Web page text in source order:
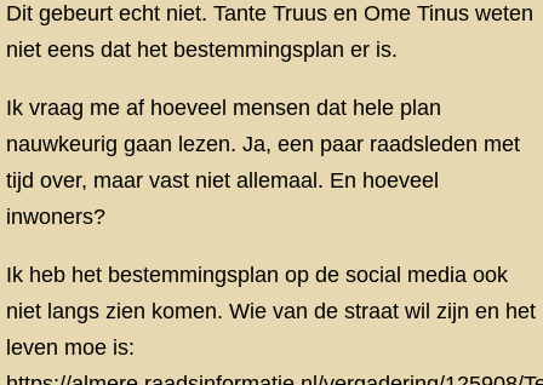
Dit gebeurt echt niet. Tante Truus en Ome Tinus weten
niet eens dat het bestemmingsplan er is.
Ik vraag me af hoeveel mensen dat hele plan
nauwkeurig gaan lezen. Ja, een paar raadsleden met
tijd over, maar vast niet allemaal. En hoeveel
inwoners?
Ik heb het bestemmingsplan op de social media ook
niet langs zien komen. Wie van de straat wil zijn en het
leven moe is: